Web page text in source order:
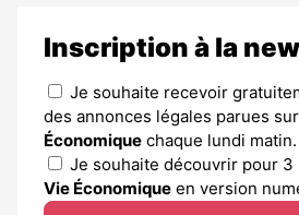
Inscription à la
Je souhaite recevoir
des annonces légales parues
Économique chaque lundi matin.
Je souhaite découvrir pour 3
Vie Économique en version